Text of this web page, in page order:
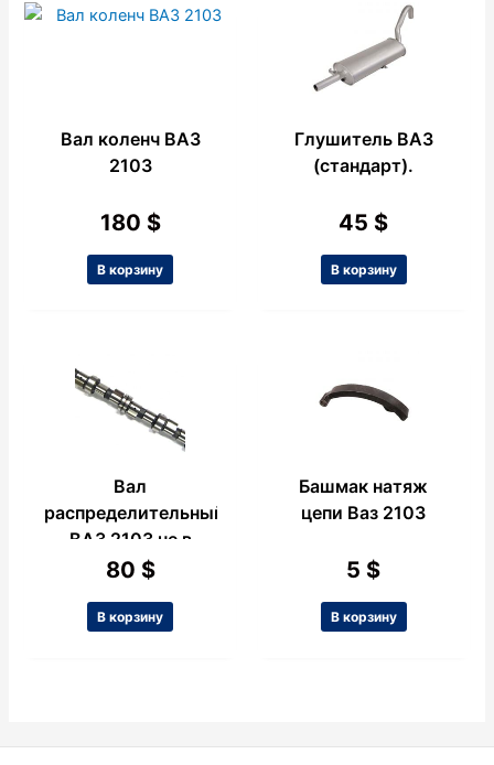
Вал коленч ВАЗ
2103
180 $
В корзину
Глушитель ВАЗ
(стандарт).
45 $
В корзину
Вал
распределительный
ВАЗ 2103 не в
сборе
80 $
В корзину
Башмак натяж
цепи Ваз 2103
5 $
В корзину